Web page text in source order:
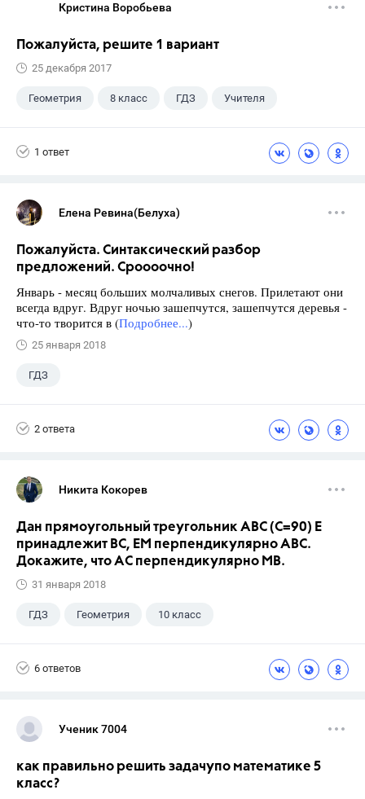
Кристина Воробьева
Пожалуйста, решите 1 вариант
25 декабря 2017
Геометрия 8 класс ГДЗ Учителя
1 ответ
Елена Ревина(Белуха)
Пожалуйста. Синтаксический разбор
предложений. Сроооочно!
Январь - месяц больших молчаливых снегов. Прилетают они
всегда вдруг. Вдруг ночью зашепчутся, зашепчутся деревья -
что-то творится в (Подробнее...)
25 января 2018
ГДЗ
2 ответа
Никита Кокорев
Дан прямоугольный треугольник АВС (С=90) Е
принадлежит ВС, ЕМ перпендикулярно АВС.
Докажите, что АС перпендикулярно МВ.
31 января 2018
ГДЗ Геометрия 10 класс
6 ответов
Ученик 7004
как правильно решить задачупо математике 5
класс?